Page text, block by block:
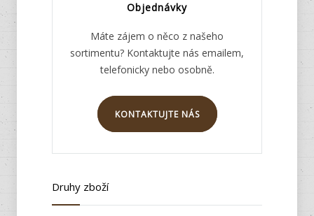
Objednávky
Máte zájem o něco z našeho
sortimentu? Kontaktujte nás emailem,
telefonicky nebo osobně.
KONTAKTUJTE NÁS
Druhy zboží